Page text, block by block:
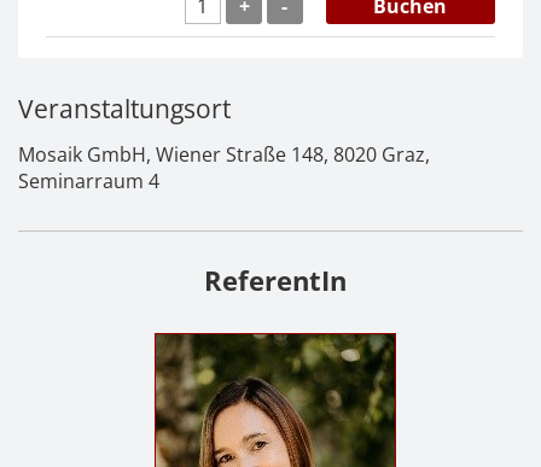
+ - Buchen
Veranstaltungsort
Mosaik GmbH, Wiener Straße 148, 8020 Graz,
Seminarraum 4
ReferentIn